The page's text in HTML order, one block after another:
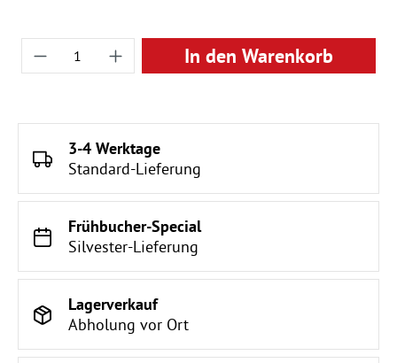
Produkt Anzahl: Gib den gewünschten
In den Warenkorb
3-4 Werktage
Standard-Lieferung
Frühbucher-Special
Silvester-Lieferung
Lagerverkauf
Abholung vor Ort